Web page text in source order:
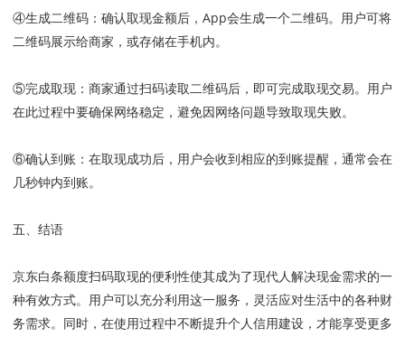
④生成二维码 ： 确认取现金额后，App会生成一个二维码。用户可将
二维码展示给商家，或存储在手机内。
⑤完成取现 ： 商家通过扫码读取二维码后，即可完成取现交易。用户
在此过程中要确保网络稳定，避免因网络问题导致取现失败。
⑥确认到账 ： 在取现成功后，用户会收到相应的到账提醒，通常会在
几秒钟内到账。
五、 结语
京东白条额度扫码取现的便利性使其成为了现代人解决现金需求的一
种有效方式。用户可以充分利用这一服务，灵活应对生活中的各种财
务需求。同时，在使用过程中不断提升个人信用建设，才能享受更多